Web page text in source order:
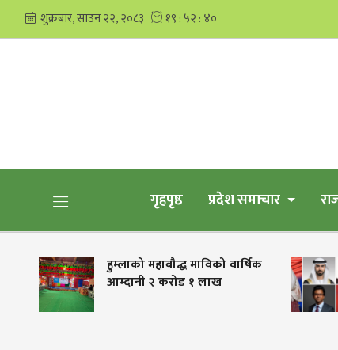
गृहपृष्ठ प्रदेश समाचार
हुम्लाको महाबौद्ध माविको वार्षिक
आम्दानी २ करोड १ लाख